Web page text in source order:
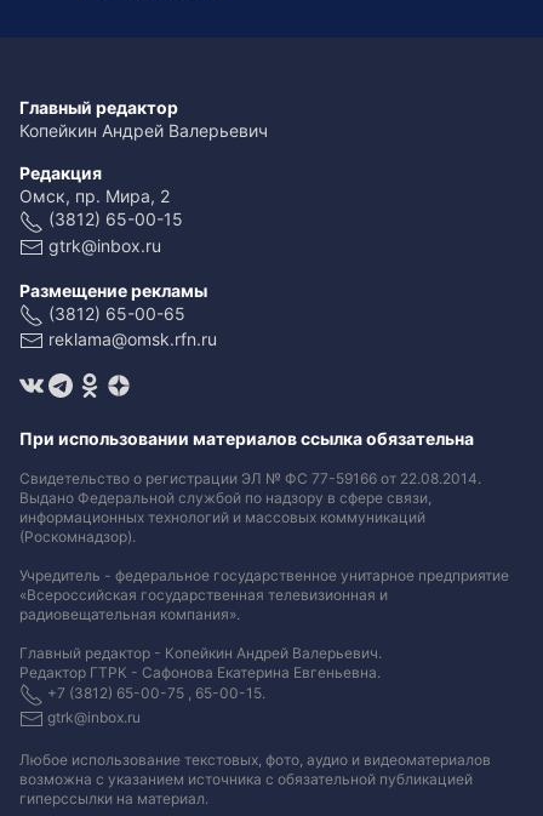
Главный редактор
Копейкин Андрей Валерьевич
Редакция
Омск, пр. Мира, 2
(3812) 65-00-15
gtrk@inbox.ru
Размещение рекламы
(3812) 65-00-65
reklama@omsk.rfn.ru
При использовании материалов ссылка обязательна
Свидетельство о регистрации ЭЛ № ФС 77-59166 от 22.08.2014.
Выдано Федеральной службой по надзору в сфере связи,
информационных технологий и массовых коммуникаций
(Роскомнадзор).
Учредитель - федеральное государственное унитарное предприятие
«Всероссийская государственная телевизионная и
радиовещательная компания».
Главный редактор - Копейкин Андрей Валерьевич.
Редактор ГТРК - Сафонова Екатерина Евгеньевна.
+7 (3812) 65-00-75 , 65-00-15.
gtrk@inbox.ru
Любое использование текстовых, фото, аудио и видеоматериалов
возможна с указанием источника с обязательной публикацией
гиперссылки на материал.